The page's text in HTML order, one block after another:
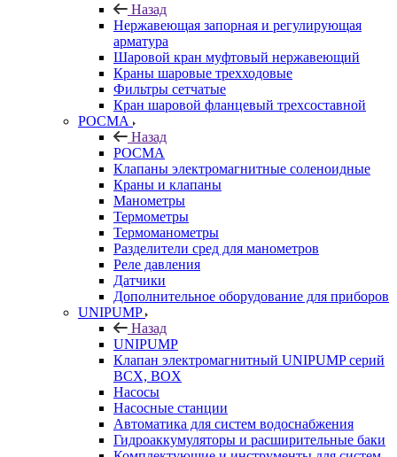
Назад
Нержавеющая запорная и регулирующая
арматура
Шаровой кран муфтовый нержавеющий
Краны шаровые трехходовые
Фильтры сетчатые
Кран шаровой фланцевый трехсоставной
РОСМА
Назад
РОСМА
Клапаны электромагнитные соленоидные
Краны и клапаны
Манометры
Термометры
Термоманометры
Разделители сред для манометров
Реле давления
Датчики
Дополнительное оборудование для приборов
UNIPUMP
Назад
UNIPUMP
Клапан электромагнитный UNIPUMP серий
BCX, BOX
Насосы
Насосные станции
Автоматика для систем водоснабжения
Гидроаккумуляторы и расширительные баки